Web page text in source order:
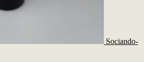
Sociando-